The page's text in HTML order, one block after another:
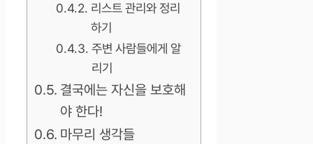
리스트 관리와 정리
하기
주변 사람들에게 알
리기
결국에는 자신을 보호해
야 한다!
마무리 생각들